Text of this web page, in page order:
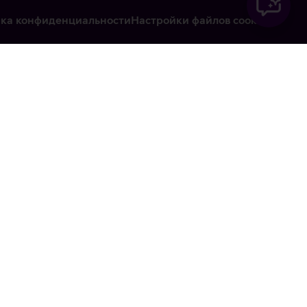
конфиденциальностиНастройки файлов cookie